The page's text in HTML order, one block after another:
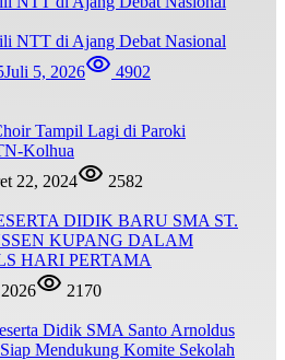
NTT di Ajang Debat Nasional
Juli 5, 2026 4902
Tampil Lagi di Paroki
Kolhua
22, 2024
2582
DIDIK BARU SMA ST.
KUPANG DALAM
HARI PERTAMA
2170
Didik SMA Santo Arnoldus
Mendukung Komite Sekolah